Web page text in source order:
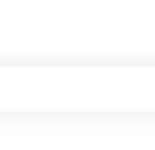
buddhistischen Meditation, wird
Prävention und Therapie